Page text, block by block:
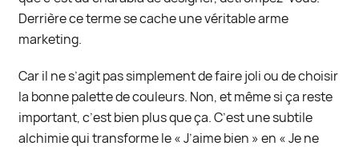
Derrière ce terme se cache une véritable arme
marketing.
Car il ne s’agit pas simplement de faire joli ou de choisir
la bonne palette de couleurs. Non, et même si ça reste
important, c’est bien plus que ça. C’est une subtile
alchimie qui transforme le « J’aime bien » en « Je ne